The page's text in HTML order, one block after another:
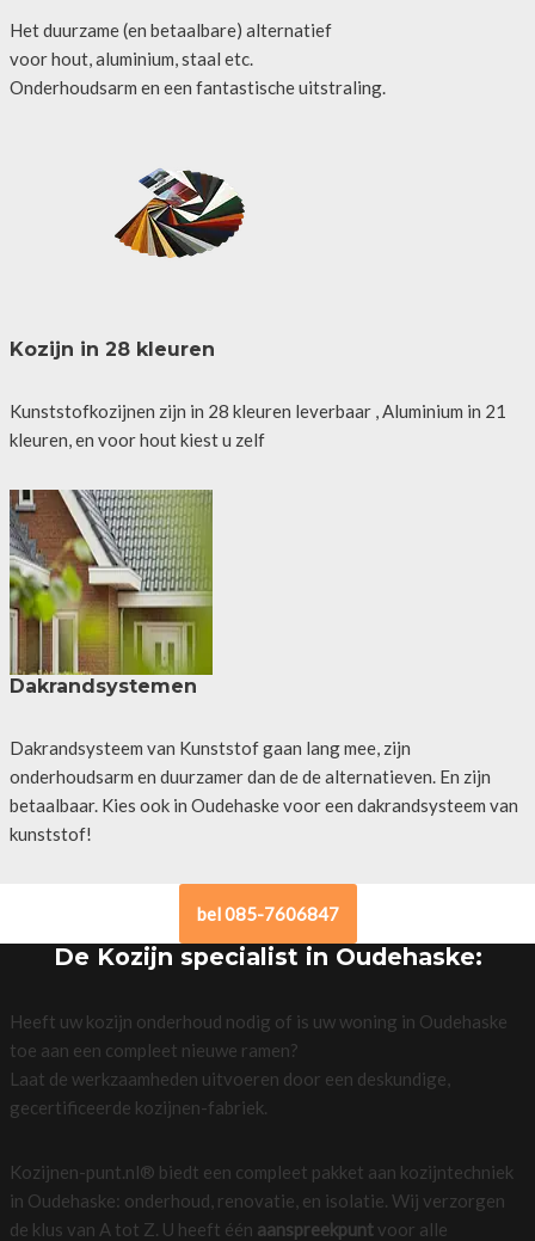
Het duurzame (en betaalbare) alternatief
voor hout, aluminium, staal etc.
Onderhoudsarm en een fantastische uitstraling.
Kozijn in 28 kleuren
Kunststofkozijnen zijn in 28 kleuren leverbaar , Aluminium in 21
kleuren, en voor hout kiest u zelf
Dakrandsystemen
Dakrandsysteem van Kunststof gaan lang mee, zijn
onderhoudsarm en duurzamer dan de de alternatieven. En zijn
betaalbaar. Kies ook in Oudehaske voor een dakrandsysteem van
kunststof!
bel 085-7606847
De Kozijn specialist in Oudehaske:
Heeft uw kozijn onderhoud nodig of is uw woning in Oudehaske
toe aan een compleet nieuwe ramen?
Laat de werkzaamheden uitvoeren door een deskundige,
gecertificeerde kozijnen-fabriek.
Kozijnen-punt.nl® biedt een compleet pakket aan kozijntechniek
in Oudehaske: onderhoud, renovatie, en isolatie. Wij verzorgen
de klus van A tot Z. U heeft één aanspreekpuntvoor alle